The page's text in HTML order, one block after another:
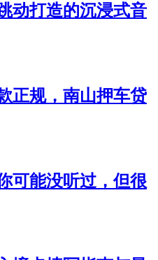
动打造的沉浸式音
正规，南山押车贷
可能没听过，但很